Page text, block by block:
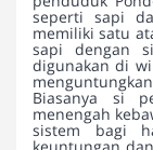
seperti sapi
memiliki satu
sapi dengan
digunakan di
Biasanya si
menengah
sistem bagi